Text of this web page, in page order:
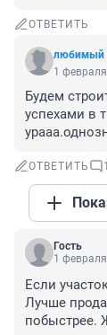
ОТВЕТИТЬ
любимый
1
Будем
успехами в
ОТВЕТИТЬ 1
Гость
1
Если
Лучше
побыстрее.